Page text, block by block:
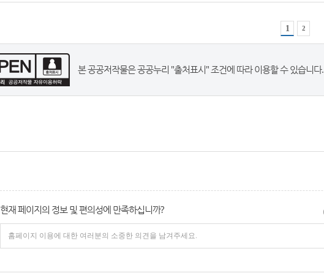
1 2
본 공공저작물은 공공누리 "출처표시" 조건에 따라 이용할 수 있습니다.
현재 페이지의 정보 및 편의성에 만족하십니까?